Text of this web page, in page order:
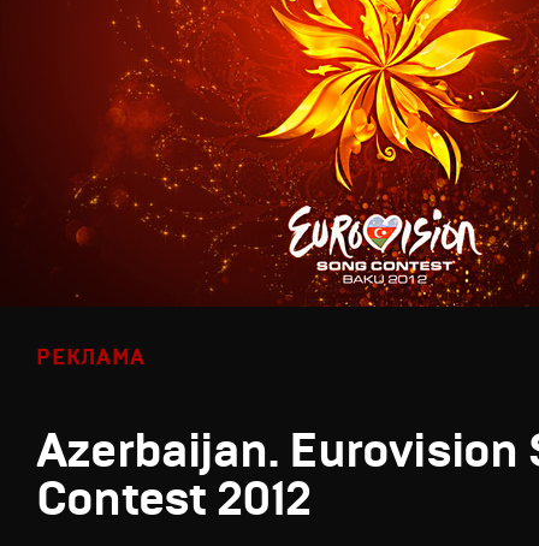
РЕКЛАМА
Azerbaijan. Eurovision
Contest 2012